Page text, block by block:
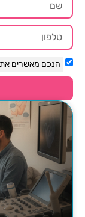
הנכם מאשרים את